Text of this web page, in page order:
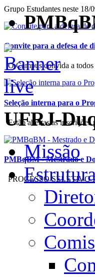
Grupo Estudantes neste
Convite para a defesa de
O Campus convida a todos
Seleção interna para o
Estão abertas as inscrições
PMBqBM - Mestrado e
PROCESSO SELETIVO
UFRJ-
Missão